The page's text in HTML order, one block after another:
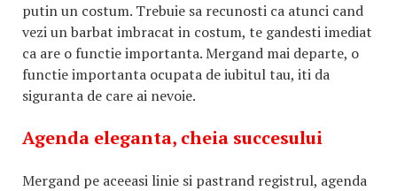
putin un costum. Trebuie sa recunosti ca atunci cand
vezi un barbat imbracat in costum, te gandesti imediat
ca are o functie importanta. Mergand mai departe, o
functie importanta ocupata de iubitul tau, iti da
siguranta de care ai nevoie.
Agenda eleganta, cheia succesului
Mergand pe aceeasi linie si pastrand registrul, agenda